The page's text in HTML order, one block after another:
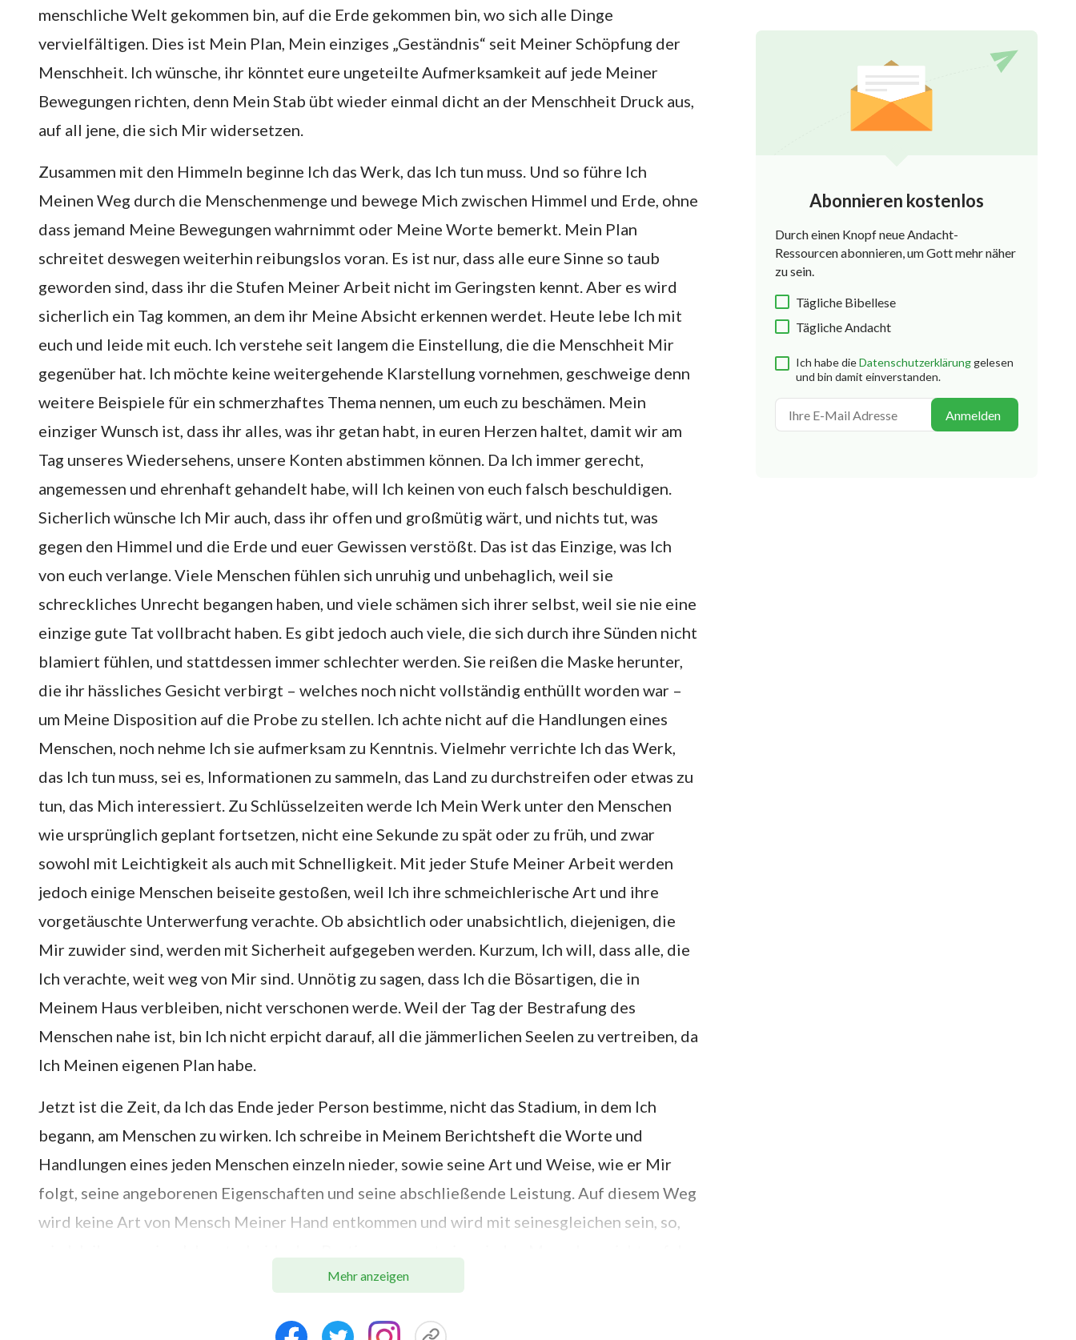
menschliche Welt gekommen bin, auf die Erde gekommen bin, wo sich alle Dinge
vervielfältigen. Dies ist Mein Plan, Mein einziges „Geständnis“ seit Meiner Schöpfung der
Menschheit. Ich wünsche, ihr könntet eure ungeteilte Aufmerksamkeit auf jede Meiner
Bewegungen richten, denn Mein Stab übt wieder einmal dicht an der Menschheit Druck aus,
auf all jene, die sich Mir widersetzen.
Zusammen mit den Himmeln beginne Ich das Werk, das Ich tun muss. Und so führe Ich
Meinen Weg durch die Menschenmenge und bewege Mich zwischen Himmel und Erde, ohne
dass jemand Meine Bewegungen wahrnimmt oder Meine Worte bemerkt. Mein Plan
schreitet deswegen weiterhin reibungslos voran. Es ist nur, dass alle eure Sinne so taub
geworden sind, dass ihr die Stufen Meiner Arbeit nicht im Geringsten kennt. Aber es wird
sicherlich ein Tag kommen, an dem ihr Meine Absicht erkennen werdet. Heute lebe Ich mit
euch und leide mit euch. Ich verstehe seit langem die Einstellung, die die Menschheit Mir
gegenüber hat. Ich möchte keine weitergehende Klarstellung vornehmen, geschweige denn
weitere Beispiele für ein schmerzhaftes Thema nennen, um euch zu beschämen. Mein
einziger Wunsch ist, dass ihr alles, was ihr getan habt, in euren Herzen haltet, damit wir am
Tag unseres Wiedersehens, unsere Konten abstimmen können. Da Ich immer gerecht,
angemessen und ehrenhaft gehandelt habe, will Ich keinen von euch falsch beschuldigen.
Sicherlich wünsche Ich Mir auch, dass ihr offen und großmütig wärt, und nichts tut, was
gegen den Himmel und die Erde und euer Gewissen verstößt. Das ist das Einzige, was Ich
von euch verlange. Viele Menschen fühlen sich unruhig und unbehaglich, weil sie
schreckliches Unrecht begangen haben, und viele schämen sich ihrer selbst, weil sie nie eine
einzige gute Tat vollbracht haben. Es gibt jedoch auch viele, die sich durch ihre Sünden nicht
blamiert fühlen, und stattdessen immer schlechter werden. Sie reißen die Maske herunter,
die ihr hässliches Gesicht verbirgt – welches noch nicht vollständig enthüllt worden war –
um Meine Disposition auf die Probe zu stellen. Ich achte nicht auf die Handlungen eines
Menschen, noch nehme Ich sie aufmerksam zu Kenntnis. Vielmehr verrichte Ich das Werk,
das Ich tun muss, sei es, Informationen zu sammeln, das Land zu durchstreifen oder etwas zu
tun, das Mich interessiert. Zu Schlüsselzeiten werde Ich Mein Werk unter den Menschen
wie ursprünglich geplant fortsetzen, nicht eine Sekunde zu spät oder zu früh, und zwar
sowohl mit Leichtigkeit als auch mit Schnelligkeit. Mit jeder Stufe Meiner Arbeit werden
jedoch einige Menschen beiseite gestoßen, weil Ich ihre schmeichlerische Art und ihre
vorgetäuschte Unterwerfung verachte. Ob absichtlich oder unabsichtlich, diejenigen, die
Mir zuwider sind, werden mit Sicherheit aufgegeben werden. Kurzum, Ich will, dass alle, die
Ich verachte, weit weg von Mir sind. Unnötig zu sagen, dass Ich die Bösartigen, die in
Meinem Haus verbleiben, nicht verschonen werde. Weil der Tag der Bestrafung des
Menschen nahe ist, bin Ich nicht erpicht darauf, all die jämmerlichen Seelen zu vertreiben, da
Ich Meinen eigenen Plan habe.
Jetzt ist die Zeit, da Ich das Ende jeder Person bestimme, nicht das Stadium, in dem Ich
begann, am Menschen zu wirken. Ich schreibe in Meinem Berichtsheft die Worte und
Handlungen eines jeden Menschen einzeln nieder, sowie seine Art und Weise, wie er Mir
folgt, seine angeborenen Eigenschaften und seine abschließende Leistung. Auf diesem Weg
wird keine Art von Mensch Meiner Hand entkommen und wird mit seinesgleichen sein, so,
Grundlage von Alter, Vorrang, Umfang des Leidens und am Allerwenigsten nach dem Grad,
Mehr anzeigen
Abonnieren kostenlos
Durch einen Knopf neue Andacht-
Ressourcen abonnieren, um Gott mehr näher
zu sein.
Tägliche Bibellese
Tägliche Andacht
Ich habe dieDatenschutzerklärung gelesen
und bin damit einverstanden.